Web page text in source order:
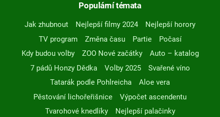
Populární témata
Jak zhubnout Nejlepší filmy 2024
Nejlepší horory
TV program
Změna času Partie
Počasí
Kdy budou volby
ZOO Nové začátky
Auto – katalog
7 pádů Honzy Dědka
Volby 2025
Svařené víno
Tatarák podle Pohlreicha
Aloe vera
Pěstování lichořeřišnice
Výpočet ascendentu
Tvarohové knedlíky
Nejlepší palačinky